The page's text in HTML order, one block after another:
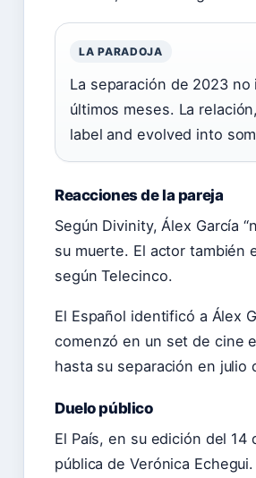
LA PARADOJA
La separación de 2023 no
últimos meses. La
label and evolved into
Reacciones de la pareja
Según Divinity, Álex García
su muerte. El actor también
según Telecinco.
El Español identificó a Álex
comenzó en un set de cine
hasta su separación en julio
Duelo público
El País, en su edición del
pública de Verónica